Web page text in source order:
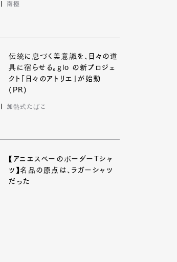
南極
伝統に息づく美意識を、日々の道
具に宿らせる。glo の新プロジェ
クト「日々のアトリエ」が始動
(PR)
加熱式たばこ
【アニエスベーのボーダーTシャ
ツ】名品の原点は、ラガーシャツ
だった